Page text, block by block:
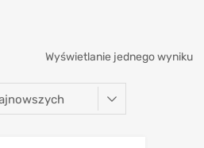
Wyświetlanie jednego wyniku